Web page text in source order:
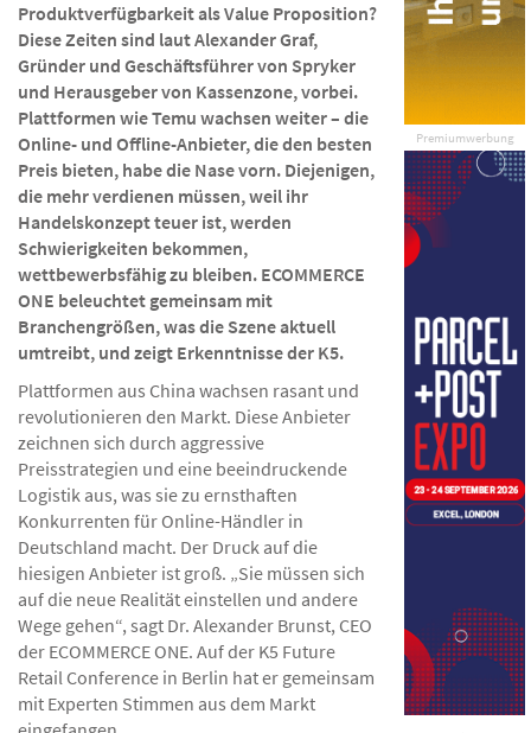
Premiumwerbung
Produktverfügbarkeit als Value Proposition?
Diese Zeiten sind laut Alexander Graf,
Gründer und Geschäftsführer von Spryker
und Herausgeber von Kassenzone, vorbei.
Plattformen wie Temu wachsen weiter – die
Online- und Offline-Anbieter, die den besten
Preis bieten, habe die Nase vorn. Diejenigen,
die mehr verdienen müssen, weil ihr
Handelskonzept teuer ist, werden
Schwierigkeiten bekommen,
wettbewerbsfähig zu bleiben. ECOMMERCE
ONE beleuchtet gemeinsam mit
Branchengrößen, was die Szene aktuell
umtreibt, und zeigt Erkenntnisse der K5.
Plattformen aus China wachsen rasant und
revolutionieren den Markt. Diese Anbieter
zeichnen sich durch aggressive
Preisstrategien und eine beeindruckende
Logistik aus, was sie zu ernsthaften
Konkurrenten für Online-Händler in
Deutschland macht. Der Druck auf die
hiesigen Anbieter ist groß. „Sie müssen sich
auf die neue Realität ein­stellen und andere
Wege gehen“, sagt Dr. Alexander Brunst, CEO
der ECOMMERCE ONE. Auf der K5 Future
Retail Conference in Berlin hat er gemeinsam
mit Experten Stimmen aus dem Markt